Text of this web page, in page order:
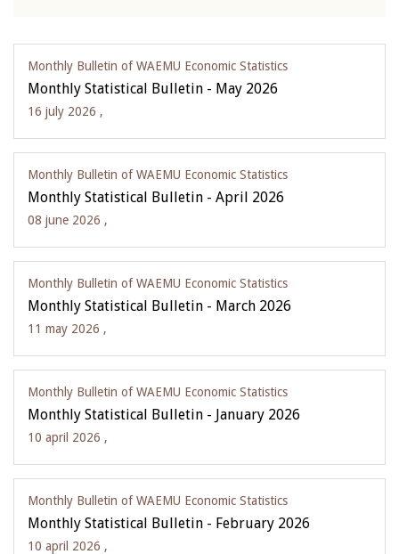
Monthly Bulletin of WAEMU Economic Statistics
Monthly Statistical Bulletin - May 2026
16 july 2026 ,
Monthly Bulletin of WAEMU Economic Statistics
Monthly Statistical Bulletin - April 2026
08 june 2026 ,
Monthly Bulletin of WAEMU Economic Statistics
Monthly Statistical Bulletin - March 2026
11 may 2026 ,
Monthly Bulletin of WAEMU Economic Statistics
Monthly Statistical Bulletin - January 2026
10 april 2026 ,
Monthly Bulletin of WAEMU Economic Statistics
Monthly Statistical Bulletin - February 2026
10 april 2026 ,